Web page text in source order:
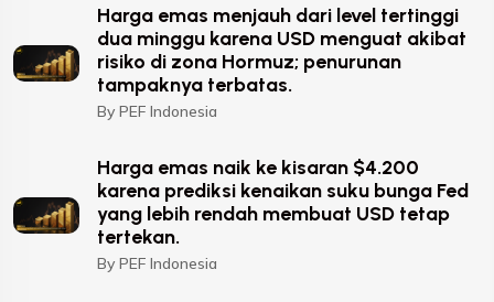
Harga emas menjauh dari level tertinggi
dua minggu karena USD menguat akibat
risiko di zona Hormuz; penurunan
tampaknya terbatas.
By PEF Indonesia
Harga emas naik ke kisaran $4.200
karena prediksi kenaikan suku bunga Fed
yang lebih rendah membuat USD tetap
tertekan.
By PEF Indonesia